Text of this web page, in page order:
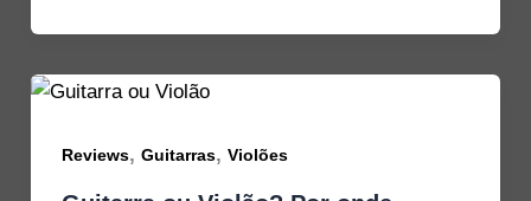
Reviews, Guitarras, Violões